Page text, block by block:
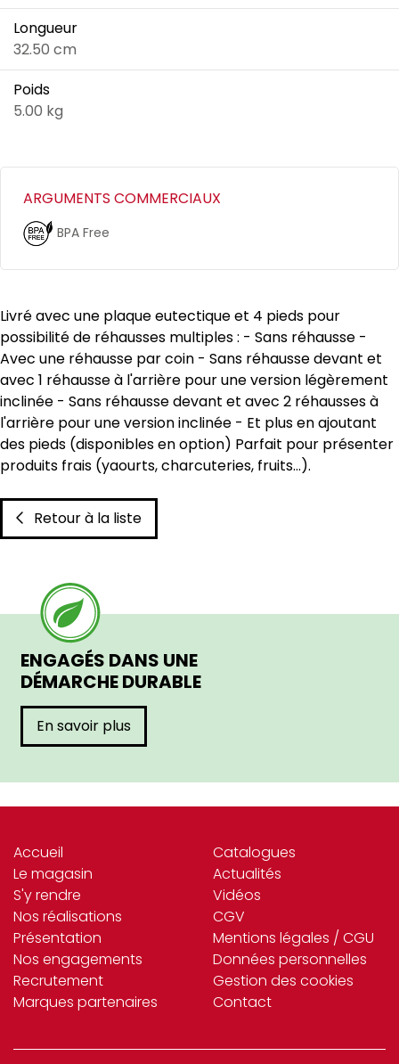
Longueur
32.50 cm
Poids
5.00 kg
ARGUMENTS COMMERCIAUX
BPA Free
Livré avec une plaque eutectique et 4 pieds pour
possibilité de réhausses multiples : - Sans réhausse -
Avec une réhausse par coin - Sans réhausse devant et
avec 1 réhausse à l'arrière pour une version légèrement
inclinée - Sans réhausse devant et avec 2 réhausses à
l'arrière pour une version inclinée - Et plus en ajoutant
des pieds (disponibles en option) Parfait pour présenter
produits frais (yaourts, charcuteries, fruits...).
Retour à la liste
ENGAGÉS DANS UNE
DÉMARCHE DURABLE
En savoir plus
Accueil
Le magasin
S'y rendre
Nos réalisations
Présentation
Nos engagements
Recrutement
Marques partenaires
Catalogues
Actualités
Vidéos
CGV
Mentions légales / CGU
Données personnelles
Gestion des cookies
Contact